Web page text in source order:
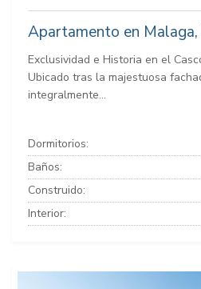
Apartamento en
Exclusividad e Historia en el
Ubicado tras la majestuosa
integralmente...
Dormitorios:
Baños:
Construido:
Interior: